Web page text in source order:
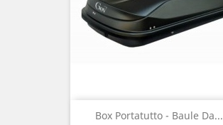
Box Portatutto - Baule Da...